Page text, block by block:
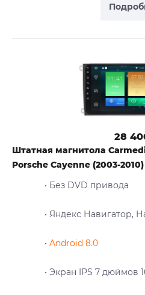
28
Штатная магнитола
Porsche Cayenne (2003-2010)
• Без DVD привода
• Яндекс Навигатор,
• Android 8.0
• Экран IPS 7 дюймов